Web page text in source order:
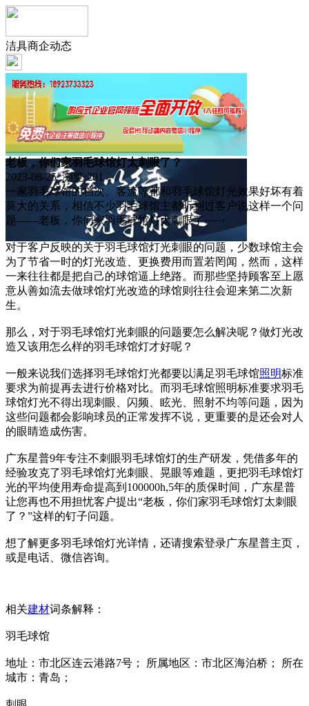
洁具商企动态
老板，你们家羽毛球馆灯太刺眼了？
2023-08-25 浏览:201
一家羽毛球馆的档次、客流等都和羽毛球馆灯光效果好坏有着
莫大的关系，相信不少羽毛球馆主都听到过客户说这样一个问
题——老板，你们家羽毛球馆灯太刺眼了······
对于客户反映的关于羽毛球馆灯光刺眼的问题，少数球馆主会
为了节省一时的灯光改造、更换费用而置若罔闻，然而，这样
一来往往都是把自己的球馆逼上绝路。而那些坚持顾客至上愿
意从善如流去做球馆灯光改造的球馆则往往会迎来第二次新
生。
那么，对于羽毛球馆灯光刺眼的问题要怎么解决呢？做灯光改
造又该用怎么样的羽毛球馆灯才好呢？
一般来说我们选择羽毛球馆灯光都要以满足羽毛球馆照明标准
要求为前提再去进行价格对比。而羽毛球馆照明标准要求羽毛
球馆灯光不得出现刺眼、闪频、眩光、照射不均等问题，因为
这些问题都会影响球员的正常发挥不说，更重要的是还会对人
的眼睛造成伤害。
广东星普9年专注不刺眼羽毛球馆灯的生产研发，凭借多年的
经验攻克了羽毛球馆灯光刺眼、晃眼等难题，更把羽毛球馆灯
光的平均使用寿命提高到100000h,5年的质保时间，广东星普
让您再也不用担忧客户提出“老板，你们家羽毛球馆灯太刺眼
了？”这样的钉子问题。
想了解更多羽毛球馆灯光详情，还请搜索登录广东星普主页，
或是电话、微信咨询。
相关建材词条解释：
羽毛球馆
地址：市北区连云港路7号； 所属地区：市北区海泊桥； 所在
城市：青岛；